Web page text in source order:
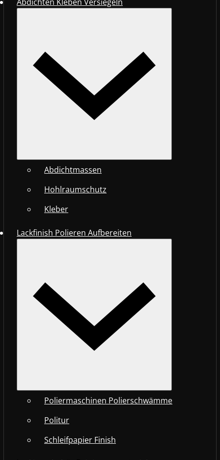
Abdichtmassen
Hohlraumschutz
Kleber
Lackfinish Polieren Aufbereiten
Poliermaschinen Polierschwämme
Politur
Schleifpapier Finish